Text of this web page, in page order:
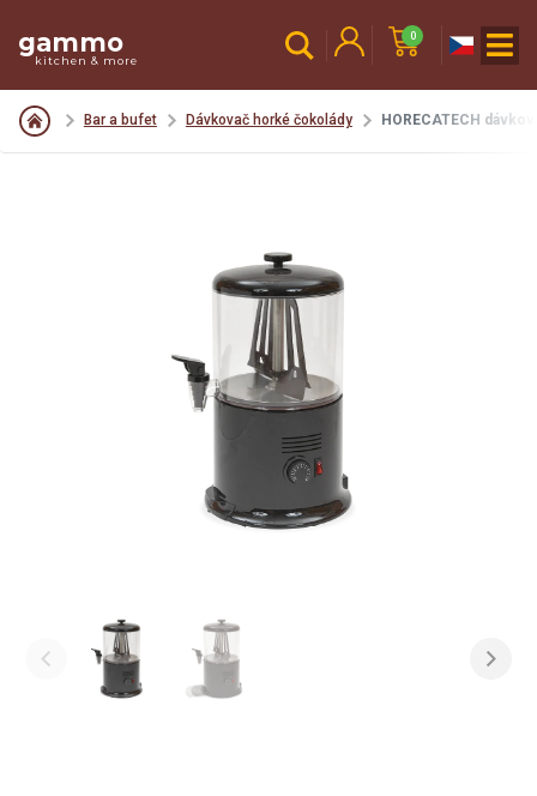
gammo
kitchen & more
0
Bar a bufet Dávkovač horké čokolády HORECATECH